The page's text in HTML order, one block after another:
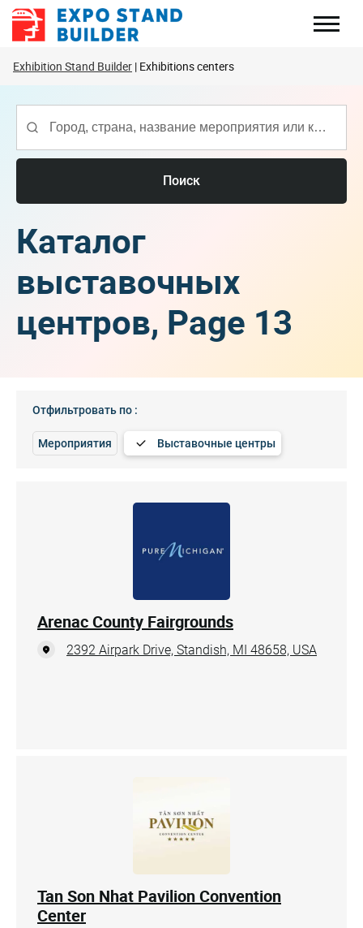
Перейти
Exhibition Stand Builder Exhibitions centers
Поиск
Каталог
выставочных
центров, Page 13
Отфильтровать по :
Мероприятия Выставочные центры
Arenac County Fairgrounds
2392 Airpark Drive, Standish, MI 48658, USA
Tan Son Nhat Pavilion Convention
Center